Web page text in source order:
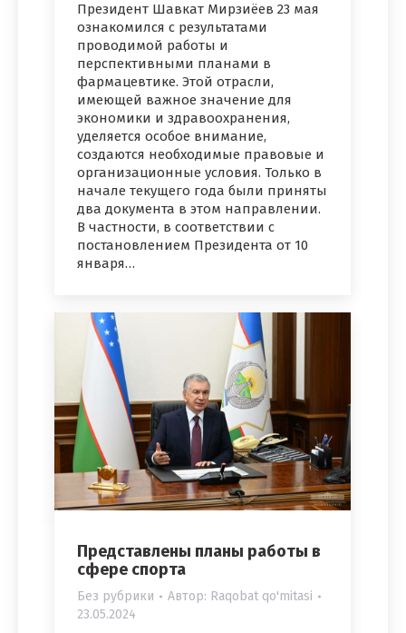
Президент Шавкат Мирзиёев 23 мая
ознакомился с результатами
проводимой работы и
перспективными планами в
фармацевтике. Этой отрасли,
имеющей важное значение для
экономики и здравоохранения,
уделяется особое внимание,
создаются необходимые правовые и
организационные условия. Только в
начале текущего года были приняты
два документа в этом направлении.
В частности, в соответствии с
постановлением Президента от 10
января…
Представлены планы работы в
сфере спорта
Без рубрики Автор: Raqobat qo'mitasi
23.05.2024